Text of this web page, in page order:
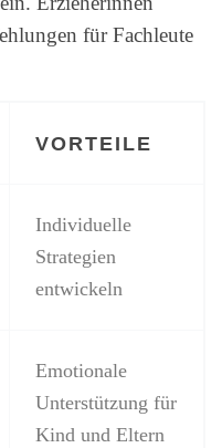
für Fachleute
VORTEILE
Individuelle
Strategien
entwickeln
Emotionale
Unterstützung für
Kind und Eltern